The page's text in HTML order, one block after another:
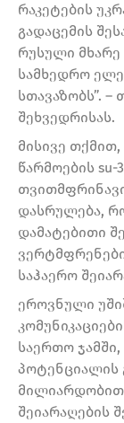
რაკეტების
გადაცემის
რუსული მხარე
სამხედრო
სთავაზობს”.
შეხვედრისას.
მისივე
წარმოების su-
დასრულება,
დამატებითი
საჰაერო
ეროვნული
საერთო
პოტენციალის
შეიარაღების